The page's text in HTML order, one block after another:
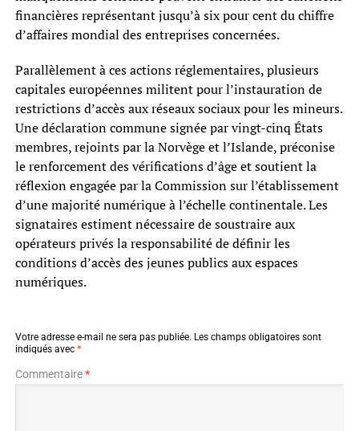
financières représentant jusqu’à six pour cent du chiffre
d’affaires mondial des entreprises concernées.
Parallèlement à ces actions réglementaires, plusieurs
capitales européennes militent pour l’instauration de
restrictions d’accès aux réseaux sociaux pour les mineurs.
Une déclaration commune signée par vingt-cinq États
membres, rejoints par la Norvège et l’Islande, préconise
le renforcement des vérifications d’âge et soutient la
réflexion engagée par la Commission sur l’établissement
d’une majorité numérique à l’échelle continentale. Les
signataires estiment nécessaire de soustraire aux
opérateurs privés la responsabilité de définir les
conditions d’accès des jeunes publics aux espaces
numériques.
Votre adresse e-mail ne sera pas publiée. Les champs obligatoires sont
indiqués avec *
Commentaire*